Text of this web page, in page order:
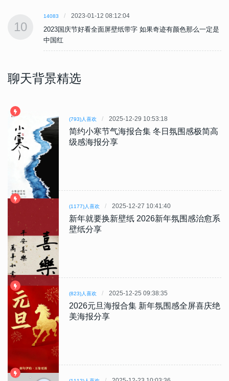
10
14083 2023-01-12 08:12:04
2023国庆节好看全面屏壁纸带字 如果奇迹有颜色那么一定是
中国红
聊天背景精选
(793)人喜欢 2025-12-29 10:53:18
简约小寒节气海报合集 冬日氛围感极简高
级感海报分享
(1177)人喜欢 2025-12-27 10:41:40
新年就要换新壁纸 2026新年氛围感治愈系
壁纸分享
(823)人喜欢 2025-12-25 09:38:35
2026元旦海报合集 新年氛围感全屏喜庆绝
美海报分享